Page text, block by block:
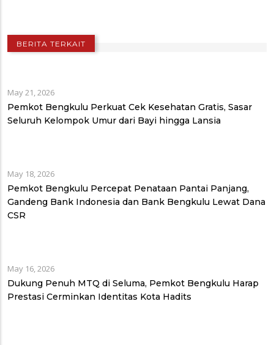
BERITA TERKAIT
May 21, 2026
Pemkot Bengkulu Perkuat Cek Kesehatan Gratis, Sasar
Seluruh Kelompok Umur dari Bayi hingga Lansia
May 18, 2026
Pemkot Bengkulu Percepat Penataan Pantai Panjang,
Gandeng Bank Indonesia dan Bank Bengkulu Lewat Dana
CSR
May 16, 2026
Dukung Penuh MTQ di Seluma, Pemkot Bengkulu Harap
Prestasi Cerminkan Identitas Kota Hadits